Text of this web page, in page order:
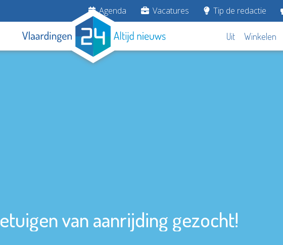
Agenda Vacatures Tip de redactie
Uit Winkelen
van aanrijding gezocht!